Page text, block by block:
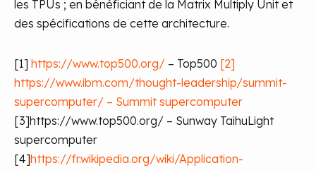
les TPUs ; en bénéficiant de la Matrix Multiply Unit et
des spécifications de cette architecture.
[1] https://www.top500.org/ – Top500 [2]
https://www.ibm.com/thought-leadership/summit-
supercomputer/ – Summit supercomputer
[3]https://www.top500.org/ – Sunway TaihuLight
supercomputer
[4]https://fr.wikipedia.org/wiki/Application-